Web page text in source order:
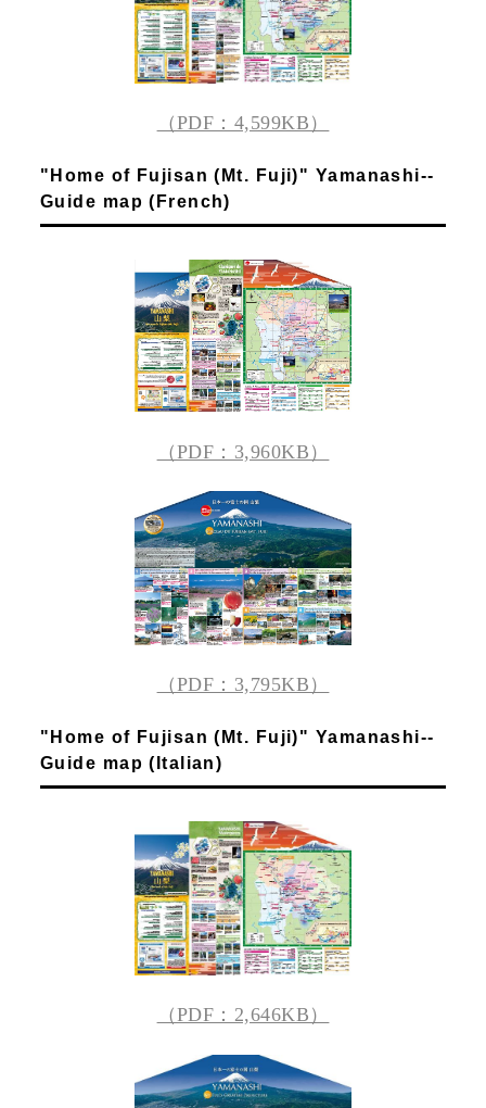
（PDF：4,599KB）
"Home of Fujisan (Mt. Fuji)" Yamanashi--
Guide map (French)
（PDF：3,960KB）
（PDF：3,795KB）
"Home of Fujisan (Mt. Fuji)" Yamanashi--
Guide map (Italian)
（PDF：2,646KB）